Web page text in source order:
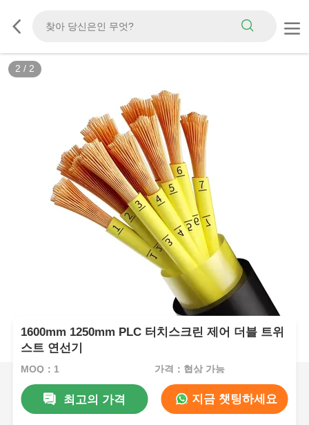
2 / 2
1600mm 1250mm PLC 터치스크린 제어 더블 트위
스트 연선기
MOQ：1 가격：협상 가능
최고의 가격 지금 챗팅하세요